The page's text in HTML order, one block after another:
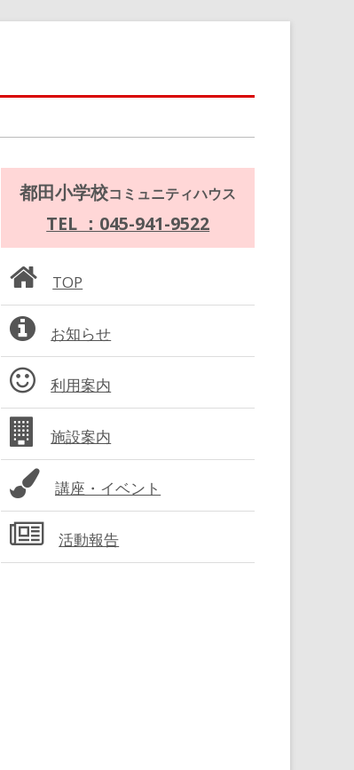
メ
ン
サ
イ
ド
バ
ー
都田小学校コミュニティハウス
TEL ：045-941-9522
TOP
お知らせ
利用案内
施設案内
講座・イベント
活動報告